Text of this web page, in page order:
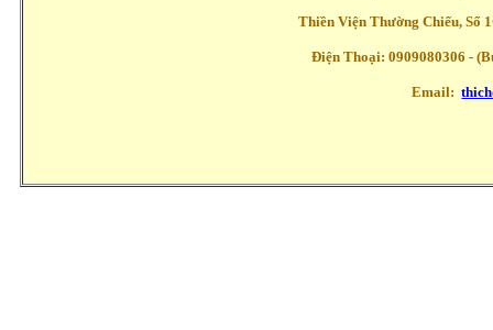
Thiền Viện Thường Chiếu, Số
Điện Thoại: 0909080306 -
Email: